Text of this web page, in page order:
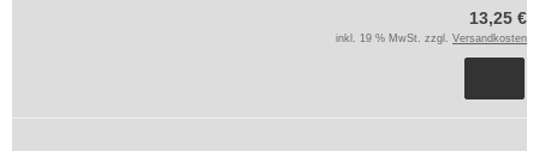
13,25 €
inkl. 19 % MwSt. zzgl. Versandkosten